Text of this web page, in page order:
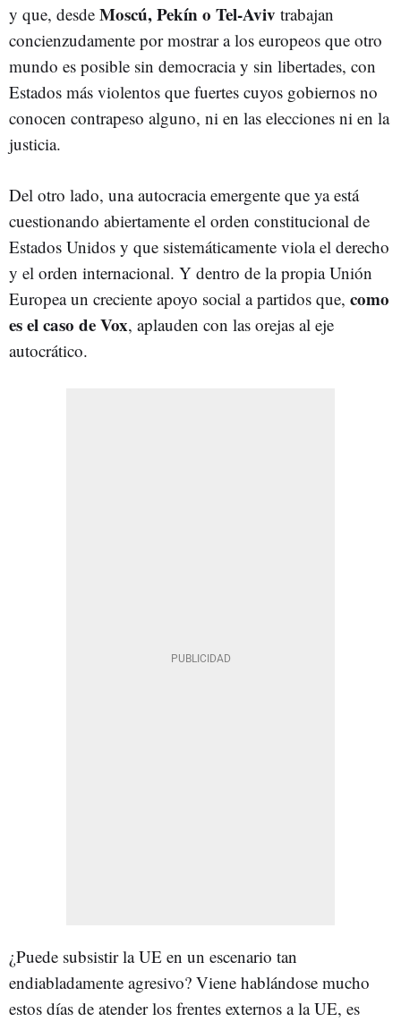
y que, desde Moscú, Pekín o Tel-Aviv trabajan
concienzudamente por mostrar a los europeos que otro
mundo es posible sin democracia y sin libertades, con
Estados más violentos que fuertes cuyos gobiernos no
conocen contrapeso alguno, ni en las elecciones ni en la
justicia.
Del otro lado, una autocracia emergente que ya está
cuestionando abiertamente el orden constitucional de
Estados Unidos y que sistemáticamente viola el derecho
y el orden internacional. Y dentro de la propia Unión
Europea un creciente apoyo social a partidos que, como
es el caso de Vox, aplauden con las orejas al eje
autocrático.
¿Puede subsistir la UE en un escenario tan
endiabladamente agresivo? Viene hablándose mucho
estos días de atender los frentes externos a la UE, es